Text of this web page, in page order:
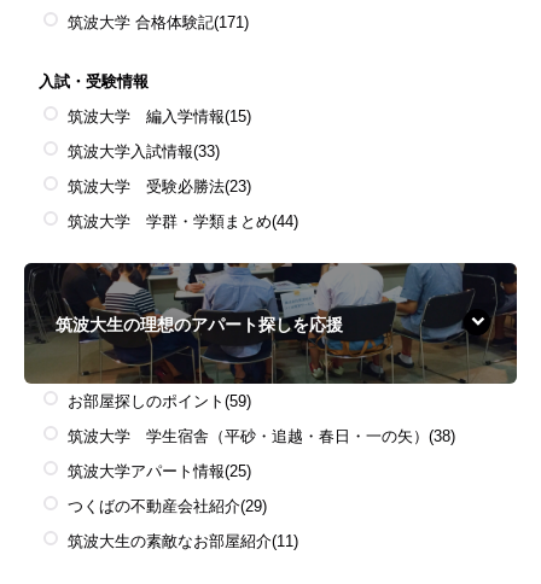
筑波大学 合格体験記(171)
入試・受験情報
筑波大学 編入学情報(15)
筑波大学入試情報(33)
筑波大学 受験必勝法(23)
筑波大学 学群・学類まとめ(44)
筑波大生の理想のアパート探しを応援
お部屋探しのポイント (59)
筑波大学 学生宿舎（平砂・追越・春日・一の矢） (38)
筑波大学アパート情報(25)
つくばの不動産会社紹介(29)
筑波大生の素敵なお部屋紹介(11)